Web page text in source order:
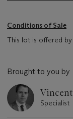
Conditions of Sale
This lot is offered by
Brought to you by
Specialist